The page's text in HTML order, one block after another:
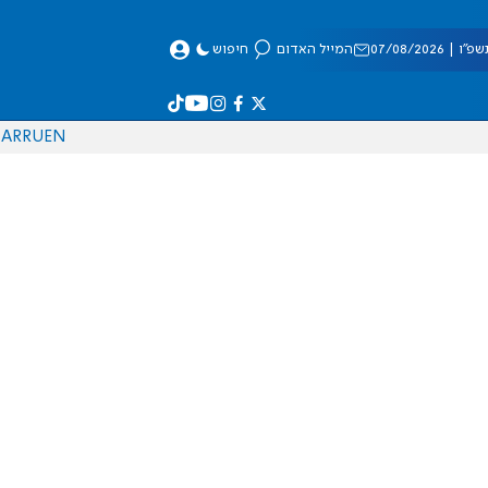
08/2026 המייל האדום חיפוש
EN
RU
AR